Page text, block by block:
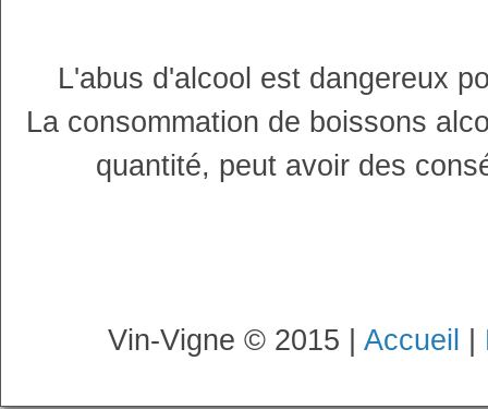
L'abus d'alcool est dangereux
La consommation de boissons
quantité, peut avoir des
Vin-Vigne © 2015 | Accueil